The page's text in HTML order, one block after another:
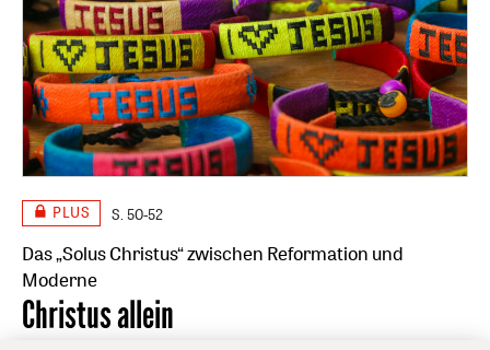
PLUS S. 50-52
Das „Solus Christus“ zwischen Reformation und
Moderne
:
Christus allein